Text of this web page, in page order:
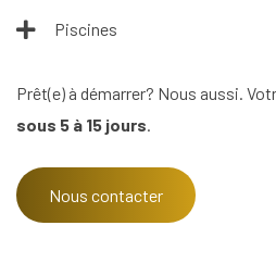
Piscines
Prêt(e) à démarrer? Nous aussi.
sous 5 à 15 jours
Nous contacter